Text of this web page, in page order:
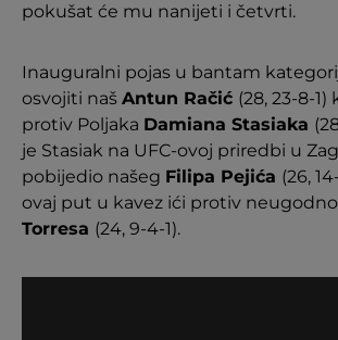
pokušat će mu nanijeti i četvrti.
Inauguralni pojas u bantam
osvojiti naš Antun Račić (28, 23-8-1)
protiv Poljaka Damiana Stasiaka
je Stasiak na UFC-ovoj priredbi u
pobijedio našeg Filipa Pejića (26,
ovaj put u kavez ići protiv
Torresa (24, 9-4-1).